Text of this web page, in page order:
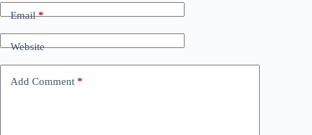
Email*
Website
Add Comment *